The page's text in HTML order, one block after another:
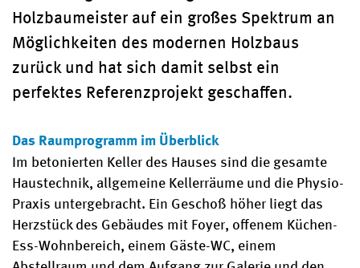
Holzbaumeister auf ein großes Spektrum an
Möglichkeiten des modernen Holzbaus
zurück und hat sich damit selbst ein
perfektes Referenzprojekt geschaffen.
Das Raumprogramm im Überblick
Im betonierten Keller des Hauses sind die gesamte
Haustechnik, allgemeine Kellerräume und die Physio-
Praxis untergebracht. Ein Geschoß höher liegt das
Herzstück des Gebäudes mit Foyer, offenem Küchen-
Ess-Wohnbereich, einem Gäste-WC, einem